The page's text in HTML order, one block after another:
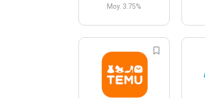
Moy. 3.75%